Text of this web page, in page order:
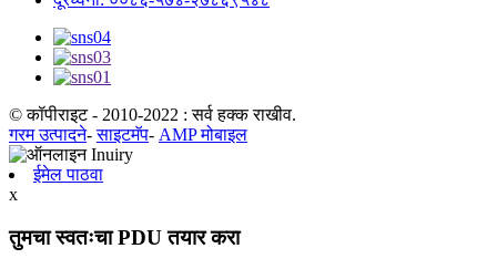
© कॉपीराइट - 2010-2022 : सर्व हक्क राखीव.
गरम उत्पादने-साइटमॅप- AMP मोबाइल
ईमेल पाठवा
x
तुमचा स्वतःचा PDU तयार करा